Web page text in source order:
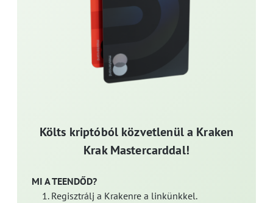
Költs kriptóból közvetlenül a Kraken
Krak Mastercarddal!
MI A TEENDŐD?
Regisztrálj a Krakenre a linkünkkel.